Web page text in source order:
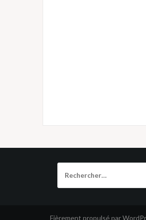
Fièrement propulsé par